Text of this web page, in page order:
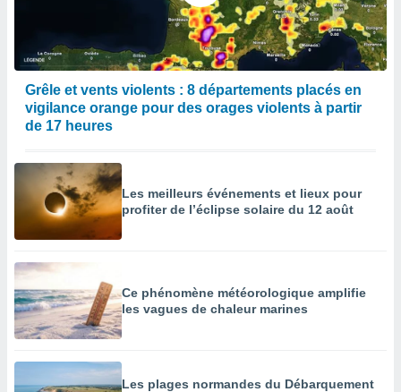
Grêle et vents violents : 8 départements placés en
vigilance orange pour des orages violents à partir
de 17 heures
Les meilleurs événements et lieux pour
profiter de l’éclipse solaire du 12 août
Ce phénomène météorologique amplifie
les vagues de chaleur marines
Les plages normandes du Débarquement